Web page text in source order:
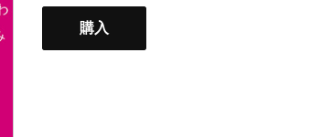
購入